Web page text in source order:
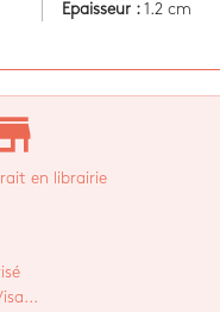
Epaisseur :1.2 cm
en librairie